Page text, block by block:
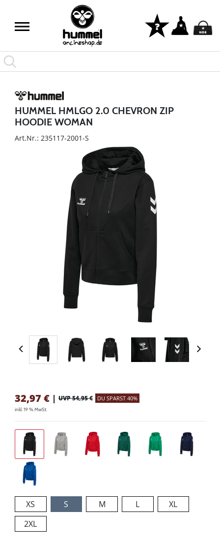
HUMMEL HMLGO 2.0 CHEVRON ZIP
HOODIE WOMAN
Art.Nr.: 235117-2001-S
32,97 € | UVP 54,95 € DU SPARST 40%
inkl. 19 % MwSt.
XS S M L
XL
2XL